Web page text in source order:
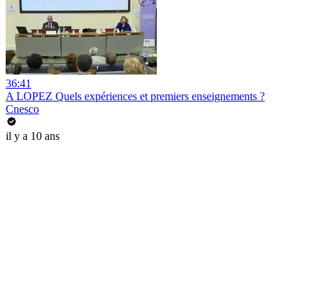
36:41
A LOPEZ Quels expériences et premiers enseignements ?
Cnesco
il y a 10 ans